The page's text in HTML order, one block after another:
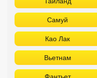
Самуй
Као Лак
Вьетнам